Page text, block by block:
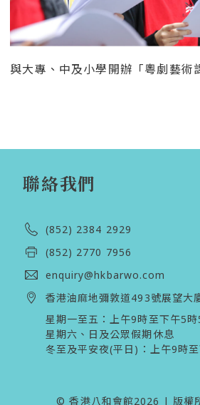
與大專、中及小學開辦「粵劇藝術
聯絡我們
(852) 2384 2929
(852) 2770 7956
enquiry@hkbarwo.com
香港油麻地彌敦道493號展望大
星期一至五：上午9時至下午5
星期六、日及公眾假期休息
冬至及平安夜(平日)：上午9時
© 香港八和會館2026 | 版權